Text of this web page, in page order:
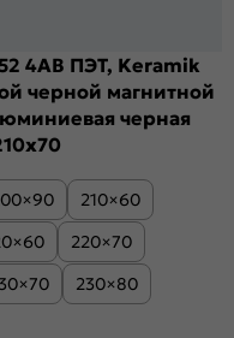
4AB ПЭТ, Keramik
черной магнитной
черная
210×60
220×70
230×80